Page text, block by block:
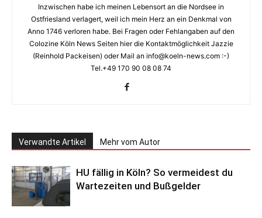
Inzwischen habe ich meinen Lebensort an die Nordsee in
Ostfriesland verlagert, weil ich mein Herz an ein Denkmal von
Anno 1746 verloren habe. Bei Fragen oder Fehlangaben auf den
Colozine Köln News Seiten hier die Kontaktmöglichkeit Jazzie
(Reinhold Packeisen) oder Mail an info@koeln-news.com :-)
Tel.+49 170 90 08 08 74
Verwandte Artikel Mehr vom Autor
HU fällig in Köln? So vermeidest du
Wartezeiten und Bußgelder